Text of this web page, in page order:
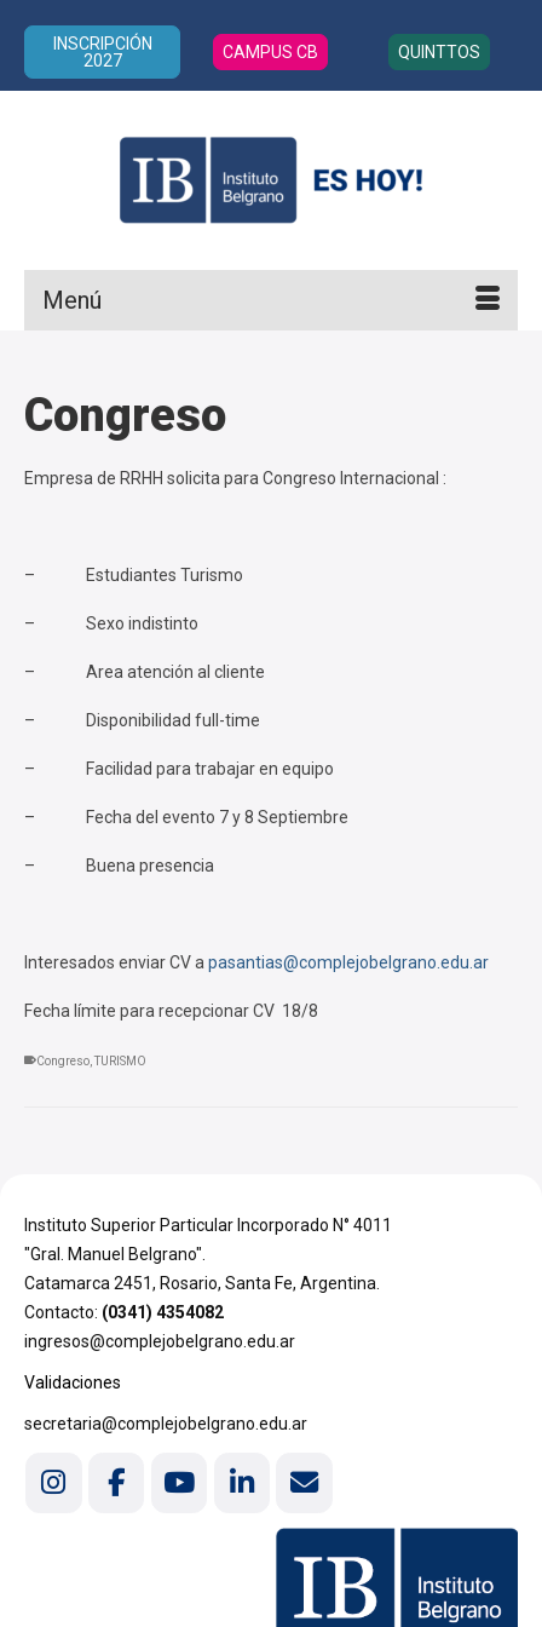
INSCRIPCIÓN
2027
CAMPUS CB QUINTTOS
Menú
Congreso
Empresa de RRHH solicita para Congreso Internacional :
– Estudiantes Turismo
– Sexo indistinto
– Area atención al cliente
– Disponibilidad full-time
– Facilidad para trabajar en equipo
– Fecha del evento 7 y 8 Septiembre
– Buena presencia
Interesados enviar CV a pasantias@complejobelgrano.edu.ar
Fecha límite para recepcionar CV 18/8
Congreso ,TURISMO
Instituto Superior Particular Incorporado N° 4011
"Gral. Manuel Belgrano".
Catamarca 2451, Rosario, Santa Fe, Argentina.
Contacto: (0341) 4354082
ingresos@complejobelgrano.edu.ar
Validaciones
secretaria@complejobelgrano.edu.ar